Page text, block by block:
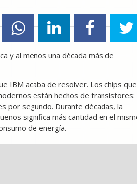
y al menos una década más de
IBM acaba de resolver. Los chips que
están hechos de transistores:
por segundo. Durante décadas, la
significa más cantidad en el
de energía.